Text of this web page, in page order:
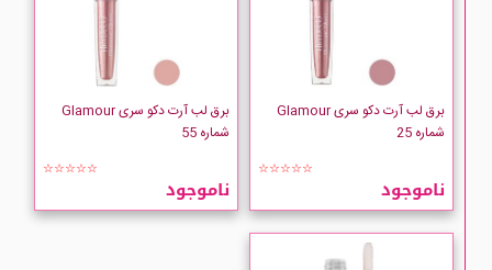
برق لب آرت دکو سری Glamour
شماره 25
☆☆☆☆☆
ناموجود
برق لب آرت دکو سری Glamour
شماره 55
☆☆☆☆☆
ناموجود